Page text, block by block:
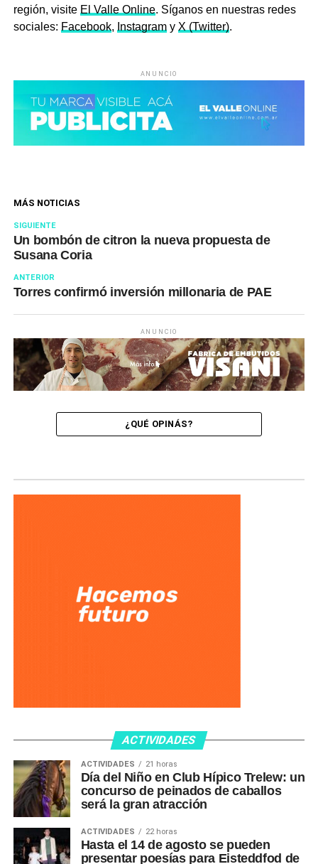
región, visite El Valle Online. Síganos en nuestras redes
sociales: Facebook, Instagramy X (Twitter).
ANUNCIO
MÁS NOTICIAS
SIGUIENTE
Un bombón de citron la nueva propuesta de
Susana Coria
ANTERIOR
Torres confirmó inversión millonaria de PAE
ANUNCIO
¿QUÉ OPINÁS?
ACTIVIDADES
ACTIVIDADES 21 horas
Día del Niño en Club Hípico Trelew: un
concurso de peinados de caballos
será la gran atracción
ACTIVIDADES 22 horas
Hasta el 14 de agosto se pueden
presentar poesías para Eisteddfod de